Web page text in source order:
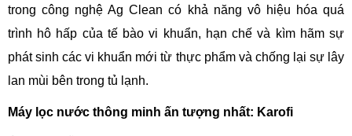
trong công nghệ Ag Clean có khả năng vô hiệu hóa quá
trình hô hấp của tế bào vi khuẩn, hạn chế và kìm hãm sự
phát sinh các vi khuẩn mới từ thực phẩm và chống lại sự lây
lan mùi bên trong tủ lạnh.
Máy lọc nước thông minh ấn tượng nhất: Karofi